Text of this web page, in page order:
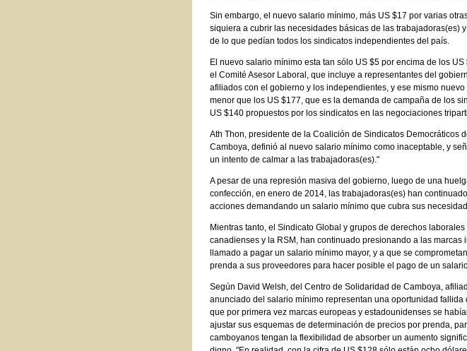
Sin embargo, el nuevo salario mínimo, más US $17 por varias
siquiera a cubrir las necesidades básicas de las trabajadoras(es)
de lo que pedían todos los sindicatos independientes del país.
El nuevo salario mínimo esta tan sólo US $5 por encima de los
el Comité Asesor Laboral, que incluye a representantes del
afiliados con el gobierno y los independientes, y ese mismo
menor que los US $177, que es la demanda de campaña de los
US $140 propuestos por los sindicatos en las negociaciones
Ath Thon, presidente de la Coalición de Sindicatos Democráticos
Camboya, definió al nuevo salario mínimo como inaceptable, y
un intento de calmar a las trabajadoras(es)."
A pesar de una represión masiva del gobierno, luego de una
confección, en enero de 2014, las trabajadoras(es) han
acciones demandando un salario mínimo que cubra sus
Mientras tanto, el Sindicato Global y grupos de derechos
canadienses y la RSM, han continuado presionando a las marcas
llamado a pagar un salario mínimo mayor, y a que se
prenda a sus proveedores para hacer posible el pago de un
Según David Welsh, del Centro de Solidaridad de Camboya,
anunciado del salario mínimo representan una oportunidad
que por primera vez marcas europeas y estadounidenses se
ajustar sus esquemas de determinación de precios por prenda,
camboyanos tengan la flexibilidad de absorber un aumento